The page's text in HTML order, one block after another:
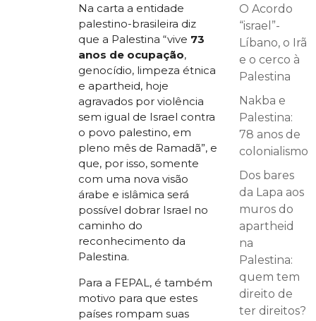
Na carta a entidade
palestino-brasileira diz
que a Palestina “vive 73
anos de ocupação,
genocídio, limpeza étnica
e apartheid, hoje
agravados por violência
sem igual de Israel contra
o povo palestino, em
pleno mês de Ramadã”, e
que, por isso, somente
com uma nova visão
árabe e islâmica será
possível dobrar Israel no
caminho do
reconhecimento da
Palestina.
Para a FEPAL, é também
motivo para que estes
países rompam suas
O Acordo
“israel”-
Líbano, o Irã
e o cerco à
Palestina
Nakba e
Palestina:
78 anos de
colonialismo
Dos bares
da Lapa aos
muros do
apartheid
na
Palestina:
quem tem
direito de
ter direitos?